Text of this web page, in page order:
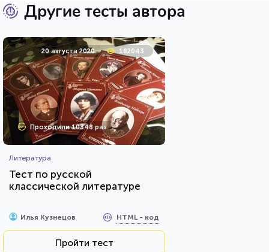
Другие тесты автора
20 августа 2020 182043
Проходили 10348 раз
Литература
Тест по русской
классической литературе
Илья Кузнецов HTML - код
Пройти тест